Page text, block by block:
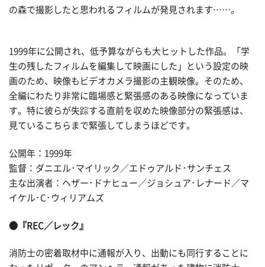
の森で撮影したと思われるフィルムが発見されます……。
1999年に公開され、低予算ながらも大ヒットした作品。「学
生の残したフィルムを編集して映画にした」という設定の映
画のため、映像もビデオカメラ撮影の主観映像。そのため、
全編にわたり非常に臨場感と緊張感のある映像になっていま
す。特に彼らが失踪する直前を収めた映像部分の緊張感は、
見ているこちらまで緊張してしまうほどです。
公開年：1999年
監督：ダニエル･マイリック／エドゥアルド･サンチェス
主な出演者：ヘザー･ドナヒュー／ジョシュア･レナード／マ
イケル･C･ウィリアムズ
●『REC／レック』
消防士の密着取材中に通報が入り、出動にも同行することに